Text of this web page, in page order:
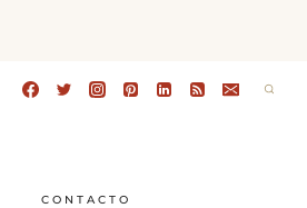
CONTACTO